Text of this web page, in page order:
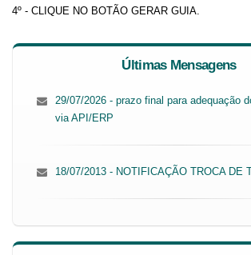
4º - CLIQUE NO BOTÃO GERAR GUIA.
Últimas Mensagens
29/07/2026 - prazo final para adequação
via API/ERP
18/07/2013 - NOTIFICAÇÃO TROCA DE